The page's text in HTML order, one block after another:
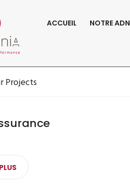
84
ACCUEIL NOTRE ADN
Projects